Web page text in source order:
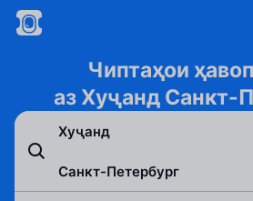
Чиптаҳои
аз Хуҷанд Санкт-